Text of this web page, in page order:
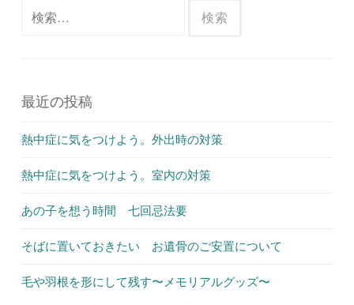
最近の投稿
熱中症に気をつけよう。外出時の対策
熱中症に気をつけよう。室内の対策
あの子を想う時間 七回忌法要
そばに置いておきたい お遺骨のご安置について
毛や羽根を形にして残す〜メモリアルグッズ〜